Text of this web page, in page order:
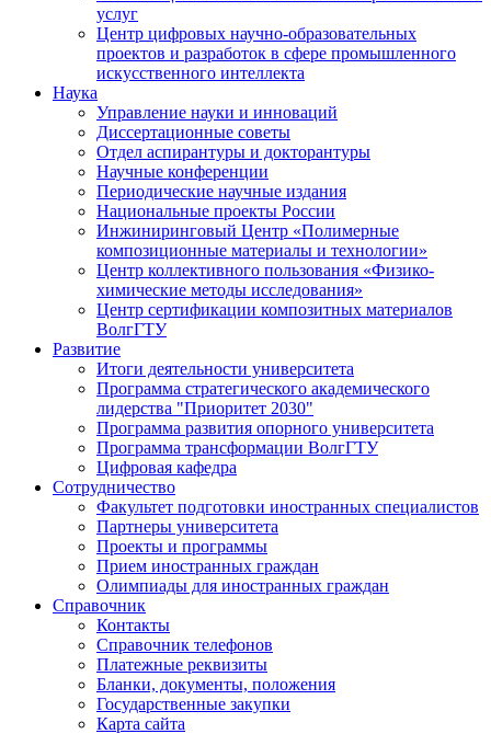
услуг
Центр цифровых научно-образовательных
проектов и разработок в сфере промышленного
искусственного интеллекта
Наука
Управление науки и инноваций
Диссертационные советы
Отдел аспирантуры и докторантуры
Научные конференции
Периодические научные издания
Национальные проекты России
Инжиниринговый Центр «Полимерные
композиционные материалы и технологии»
Центр коллективного пользования «Физико-
химические методы исследования»
Центр сертификации композитных материалов
ВолгГТУ
Развитие
Итоги деятельности университета
Программа стратегического академического
лидерства "Приоритет 2030"
Программа развития опорного университета
Программа трансформации ВолгГТУ
Цифровая кафедра
Сотрудничество
Факультет подготовки иностранных специалистов
Партнеры университета
Проекты и программы
Прием иностранных граждан
Олимпиады для иностранных граждан
Справочник
Контакты
Справочник телефонов
Платежные реквизиты
Бланки, документы, положения
Государственные закупки
Карта сайта